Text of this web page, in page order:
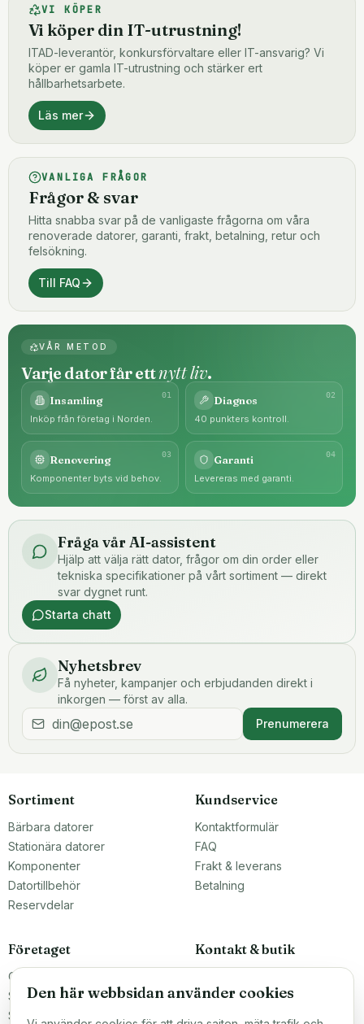
VI KÖPER
Vi köper din IT-utrustning!
ITAD-leverantör, konkursförvaltare eller IT-ansvarig? Vi
köper er gamla IT-utrustning och stärker ert
hållbarhetsarbete.
Läs mer
VANLIGA FRÅGOR
Frågor & svar
Hitta snabba svar på de vanligaste frågorna om våra
renoverade datorer, garanti, frakt, betalning, retur och
felsökning.
Till FAQ
VÅR METOD
Varje dator får ettnytt liv.
01
Insamling
Inköp från företag i Norden.
02
Diagnos
40 punkters kontroll.
03
Renovering
Komponenter byts vid behov.
04
Garanti
Levereras med garanti.
Fråga vår AI-assistent
Hjälp att välja rätt dator, frågor om din order eller
tekniska specifikationer på vårt sortiment — direkt
svar dygnet runt.
Starta chatt
Nyhetsbrev
Få nyheter, kampanjer och erbjudanden direkt i
inkorgen — först av alla.
Prenumerera
Sortiment
Bärbara datorer
Stationära datorer
Komponenter
Datortillbehör
Reservdelar
Kundservice
Kontaktformulär
FAQ
Frakt & leverans
Betalning
Företaget
Om oss
Större inköp?
Sälj till oss
Kontakt & butik
Malmö, Sverige
Den här webbsidan använder cookies